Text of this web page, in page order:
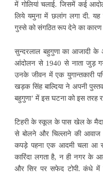
में गोलियां चलाई. जिसमें कई
लिये यमुना में छलांग लगा दी.
गुस्से को संगठित रूप देने का कारण
सुन्दरलाल बहुगुणा काआजादी के
आंदोलन से 1940 से नाता जुड़
उनके जीवन में एक युगान्तकारी
खड़क सिंह बाल्दिया ने अपनी
बहुगुणा’ में इस घटना को इस तरह
टिहरी के स्कूल के पास खेल के
से बोलने और चिल्लाने की
कपड़े पहना एक आदमीचला आ
कारिंदा लगता है, न ही नगर के
और सिर पर सफेद टोपी. कंधे में